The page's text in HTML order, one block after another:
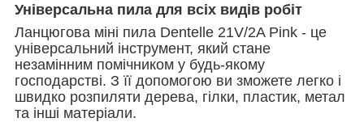
Універсальна пила для всіх видів робіт
Ланцюгова міні пила Dentelle 21V/2A Pink - це
універсальний інструмент, який стане
незамінним помічником у будь-якому
господарстві. З її допомогою ви зможете легко і
швидко розпиляти дерева, гілки, пластик, метал
та інші матеріали.